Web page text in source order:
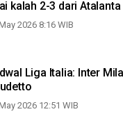
kalah 2-3 dari Atalanta
2026 8:16 WIB
Liga Italia: Inter
2026 12:51 WIB